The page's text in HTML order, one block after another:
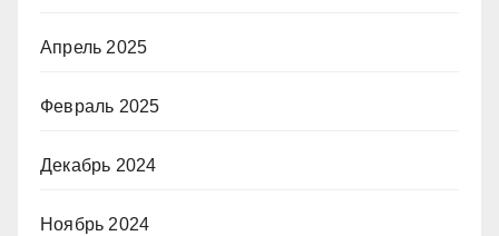
Апрель 2025
Февраль 2025
Декабрь 2024
Ноябрь 2024